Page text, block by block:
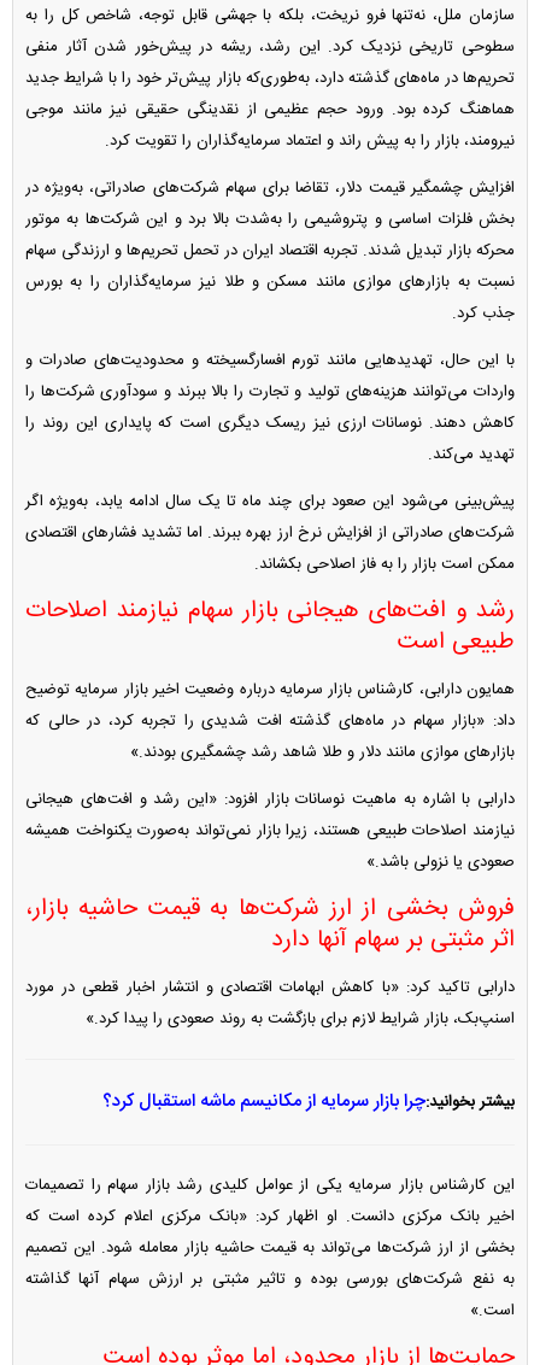
سازمان ملل، نه‌تنها فرو نریخت، بلکه با جهشی قابل توجه، شاخص کل را به
سطوحی تاریخی نزدیک کرد. این رشد، ریشه در پیش‌خور شدن آثار منفی
تحریم‌ها در ماه‌های گذشته دارد، به‌طوری‌که بازار پیش‌تر خود را با شرایط جدید
هماهنگ کرده بود. ورود حجم عظیمی از نقدینگی حقیقی نیز مانند موجی
نیرومند، بازار را به پیش راند و اعتماد سرمایه‌گذاران را تقویت کرد.
افزایش چشمگیر قیمت دلار، تقاضا برای سهام شرکت‌های صادراتی، به‌ویژه در
بخش فلزات اساسی و پتروشیمی را به‌شدت بالا برد و این شرکت‌ها به موتور
محرکه بازار تبدیل شدند. تجربه اقتصاد ایران در تحمل تحریم‌ها و ارزندگی سهام
نسبت به بازار‌های موازی مانند مسکن و طلا نیز سرمایه‌گذاران را به بورس
جذب کرد.
با این حال، تهدید‌هایی مانند تورم افسارگسیخته و محدودیت‌های صادرات و
واردات می‌توانند هزینه‌های تولید و تجارت را بالا ببرند و سودآوری شرکت‌ها را
کاهش دهند. نوسانات ارزی نیز ریسک دیگری است که پایداری این روند را
تهدید می‌کند.
پیش‌بینی می‌شود این صعود برای چند ماه تا یک سال ادامه یابد، به‌ویژه اگر
شرکت‌های صادراتی از افزایش نرخ ارز بهره ببرند. اما تشدید فشار‌های اقتصادی
ممکن است بازار را به فاز اصلاحی بکشاند.
رشد و افت‌های هیجانی بازار سهام نیازمند اصلاحات
طبیعی است
همایون دارابی، کارشناس بازار سرمایه درباره وضعیت اخیر بازار سرمایه توضیح
داد: «بازار سهام در ماه‌های گذشته افت شدیدی را تجربه کرد، در حالی که
بازار‌های موازی مانند دلار و طلا شاهد رشد چشمگیری بودند.»
دارابی با اشاره به ماهیت نوسانات بازار افزود: «این رشد و افت‌های هیجانی
نیازمند اصلاحات طبیعی هستند، زیرا بازار نمی‌تواند به‌صورت یکنواخت همیشه
صعودی یا نزولی باشد.»
فروش بخشی از ارز شرکت‌ها به قیمت حاشیه بازار،
اثر مثبتی بر سهام آنها دارد
دارابی تاکید کرد: «با کاهش ابهامات اقتصادی و انتشار اخبار قطعی در مورد
اسنپ‌بک، بازار شرایط لازم برای بازگشت به روند صعودی را پیدا کرد.»
بیشتر بخوانید:چرا بازار سرمایه از مکانیسم ماشه استقبال کرد؟
این کارشناس بازار سرمایه یکی از عوامل کلیدی رشد بازار سهام را تصمیمات
اخیر بانک مرکزی دانست. او اظهار کرد: «بانک مرکزی اعلام کرده است که
بخشی از ارز شرکت‌ها می‌تواند به قیمت حاشیه بازار معامله شود. این تصمیم
به نفع شرکت‌های بورسی بوده و تاثیر مثبتی بر ارزش سهام آنها گذاشته
است.»